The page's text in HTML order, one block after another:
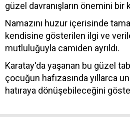
güzel davranışların önemini bir
Namazını huzur içerisinde
kendisine gösterilen ilgi ve
mutluluğuyla camiden ayrıldı.
Karatay'da yaşanan bu güzel
çocuğun hafızasında yıllarca
hatıraya dönüşebileceğini